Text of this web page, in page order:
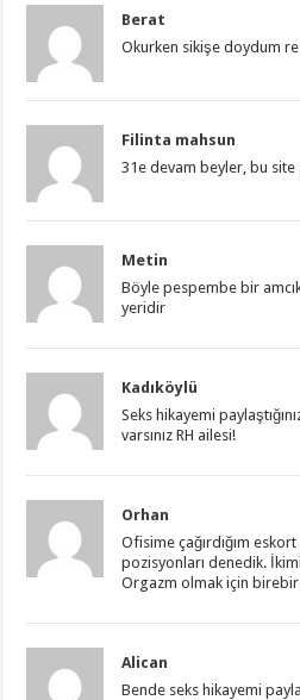
Berat
Okurken sikişe doydum
Filinta mahsun
31e devam beyler, bu
Metin
Böyle pespembe bir
yeridir
Kadıköylü
Seks hikayemi
varsınız RH ailesi!
Orhan
Ofisime çağırdığım
pozisyonları denedik.
Orgazm olmak için
Alican
Bende seks hikayemi